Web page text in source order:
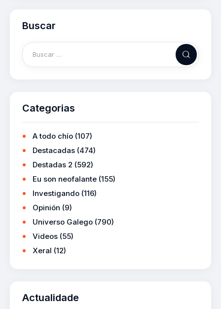
Buscar
Categorias
A todo chío (107)
Destacadas (474)
Destadas 2 (592)
Eu son neofalante (155)
Investigando (116)
Opinión (9)
Universo Galego (790)
Videos (55)
Xeral (12)
Actualidade